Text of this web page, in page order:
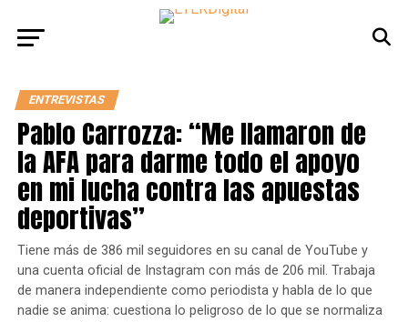
ENTREVISTAS
Pablo Carrozza: “Me llamaron de
la AFA para darme todo el apoyo
en mi lucha contra las apuestas
deportivas”
Tiene más de 386 mil seguidores en su canal de YouTube y
una cuenta oficial de Instagram con más de 206 mil. Trabaja
de manera independiente como periodista y habla de lo que
nadie se anima: cuestiona lo peligroso de lo que se normaliza